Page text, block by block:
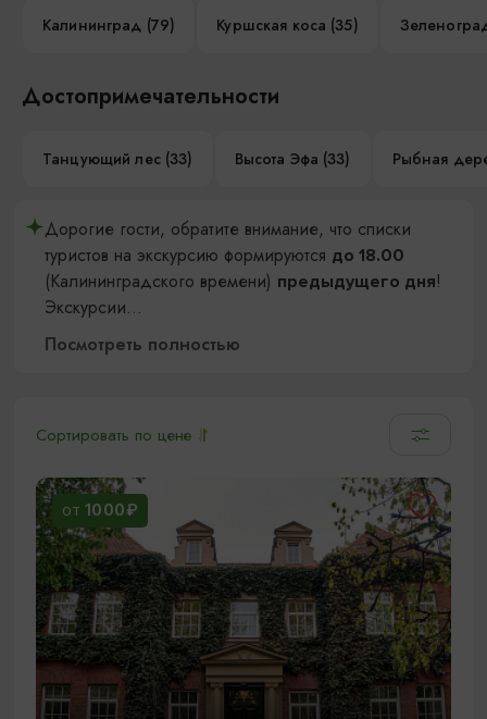
Калининград (79) Куршская коса (35)
Достопримечательности
Танцующий лес (33) Высота Эфа (33) Рыбная
Дорогие гости, обратите внимание, что списки
туристов на экскурсию формируются до 18.00
(Калининградского времени) предыдущего дня!
Экскурсии...
Посмотреть полностью
Сортировать по цене
ОТ 1000₽